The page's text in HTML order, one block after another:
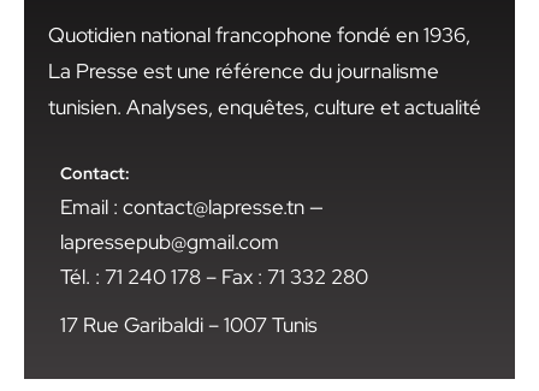
Quotidien national francophone fondé en 1936,
La Presse est une référence du journalisme
tunisien. Analyses, enquêtes, culture et actualité
Contact:
Email : contact@lapresse.tn —
lapressepub@gmail.com
Tél. : 71 240 178 – Fax : 71 332 280
17 Rue Garibaldi – 1007 Tunis